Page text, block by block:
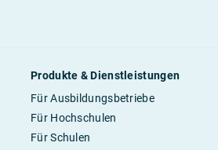
Produkte & Dienstleistungen
Für Ausbildungsbetriebe
Für Hochschulen
Für Schulen